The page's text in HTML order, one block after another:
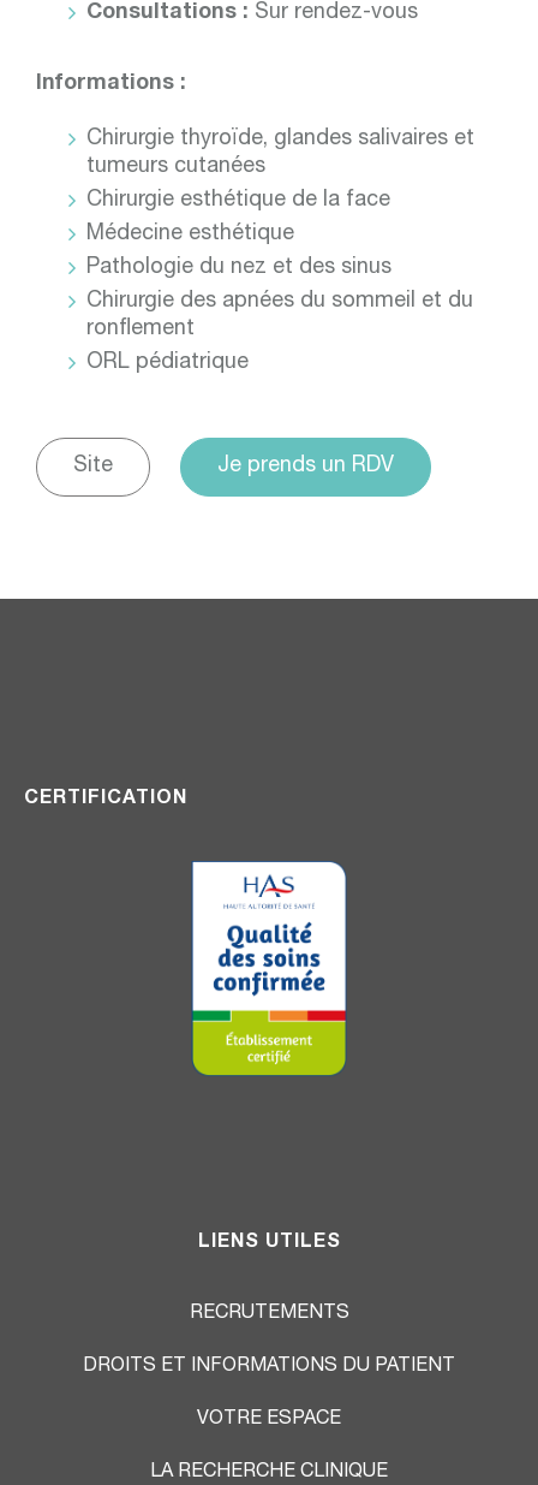
Consultations : Sur rendez-vous
Informations :
Chirurgie thyroïde, glandes salivaires et
tumeurs cutanées
Chirurgie esthétique de la face
Médecine esthétique
Pathologie du nez et des sinus
Chirurgie des apnées du sommeil et du
ronflement
ORL pédiatrique
Site Je prends un RDV
CERTIFICATION
LIENS UTILES
RECRUTEMENTS
DROITS ET INFORMATIONS DU PATIENT
VOTRE ESPACE
LA RECHERCHE CLINIQUE